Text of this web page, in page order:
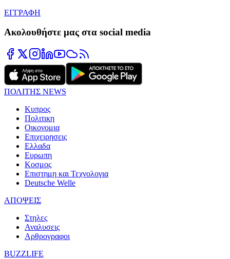
ΕΓΓΡΑΦΗ
Ακολουθήστε μας στα social media
ΠΟΛΙΤΗΣ NEWS
Κυπρος
Πολιτικη
Οικονομια
Επιχειρησεις
Ελλαδα
Ευρωπη
Κοσμος
Επιστημη και Τεχνολογια
Deutsche Welle
ΑΠΟΨΕΙΣ
Στηλες
Αναλυσεις
Αρθρογραφοι
BUZZLIFE